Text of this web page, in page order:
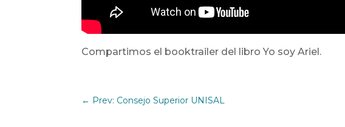
Compartimos el booktrailer del libro Yo soy Ariel.
← Prev: Consejo Superior UNISAL